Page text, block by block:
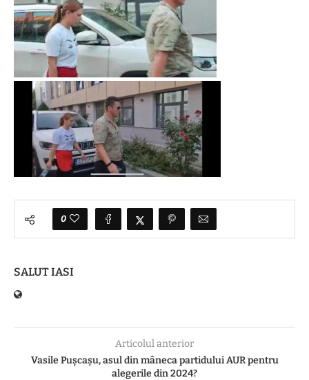
0
SALUT IASI
Articolul anterior
Vasile Pușcașu, asul din mâneca partidului AUR pentru
alegerile din 2024?